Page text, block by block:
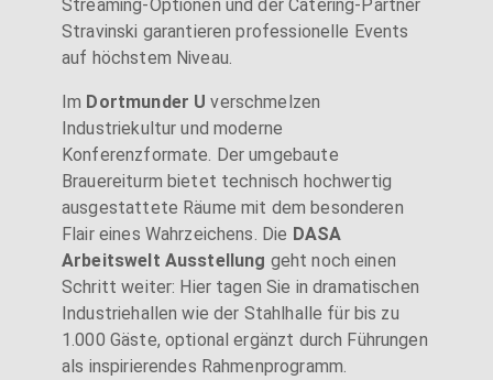
Streaming-Optionen und der Catering-Partner
Stravinski garantieren professionelle Events
auf höchstem Niveau.
Im Dortmunder U verschmelzen
Industriekultur und moderne
Konferenzformate. Der umgebaute
Brauereiturm bietet technisch hochwertig
ausgestattete Räume mit dem besonderen
Flair eines Wahrzeichens. Die DASA
Arbeitswelt Ausstellung geht noch einen
Schritt weiter: Hier tagen Sie in dramatischen
Industriehallen wie der Stahlhalle für bis zu
1.000 Gäste, optional ergänzt durch Führungen
als inspirierendes Rahmenprogramm.